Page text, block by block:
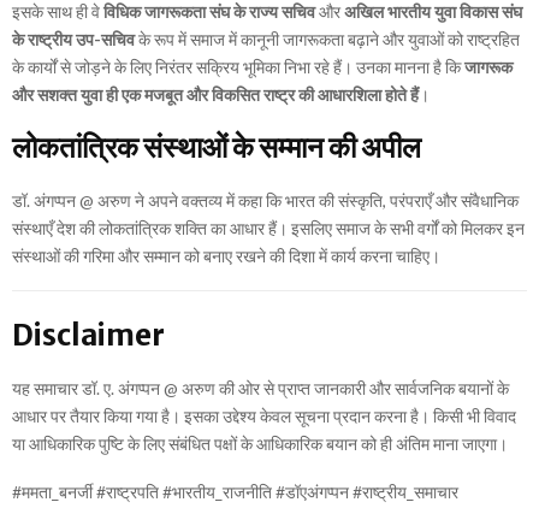
इसके साथ ही वेविधिक जागरूकता संघ के राज्य सचिवऔरअखिल भारतीय युवा विकास संघ
के राष्ट्रीय उप-सचिवके रूप में समाज में कानूनी जागरूकता बढ़ाने और युवाओं को राष्ट्रहित
के कार्यों से जोड़ने के लिए निरंतर सक्रिय भूमिका निभा रहे हैं। उनका मानना है किजागरूक
और सशक्त युवा ही एक मजबूत और विकसित राष्ट्र की आधारशिला होते हैं।
लोकतांत्रिक संस्थाओं के सम्मान की अपील
डॉ. अंगप्पन @ अरुण ने अपने वक्तव्य में कहा कि भारत की संस्कृति, परंपराएँ और संवैधानिक
संस्थाएँ देश की लोकतांत्रिक शक्ति का आधार हैं। इसलिए समाज के सभी वर्गों को मिलकर इन
संस्थाओं की गरिमा और सम्मान को बनाए रखने की दिशा में कार्य करना चाहिए।
Disclaimer
यह समाचार डॉ. ए. अंगप्पन @ अरुण की ओर से प्राप्त जानकारी और सार्वजनिक बयानों के
आधार पर तैयार किया गया है। इसका उद्देश्य केवल सूचना प्रदान करना है। किसी भी विवाद
या आधिकारिक पुष्टि के लिए संबंधित पक्षों के आधिकारिक बयान को ही अंतिम माना जाएगा।
#ममता_बनर्जी #राष्ट्रपति #भारतीय_राजनीति #डॉएअंगप्पन #राष्ट्रीय_समाचार